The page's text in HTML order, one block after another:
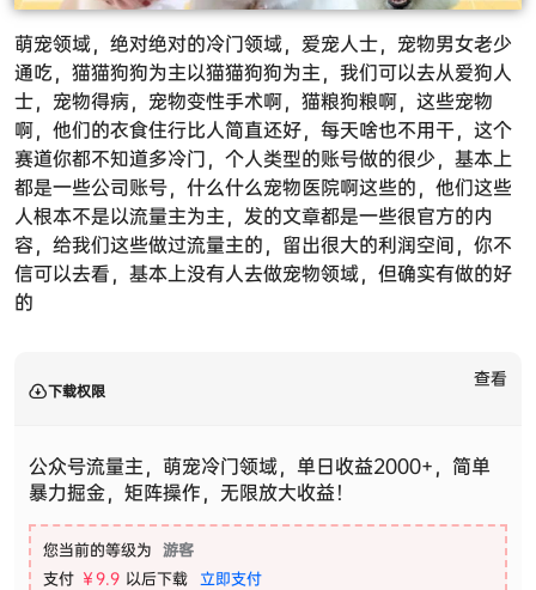
萌宠领域，绝对绝对的冷门领域，爱宠人士，宠物男女老少
通吃，猫猫狗狗为主以猫猫狗狗为主，我们可以去从爱狗人
士，宠物得病，宠物变性手术啊，猫粮狗粮啊，这些宠物
啊，他们的衣食住行比人简直还好，每天啥也不用干，这个
赛道你都不知道多冷门，个人类型的账号做的很少，基本上
都是一些公司账号，什么什么宠物医院啊这些的，他们这些
人根本不是以流量主为主，发的文章都是一些很官方的内
容，给我们这些做过流量主的，留出很大的利润空间，你不
信可以去看，基本上没有人去做宠物领域，但确实有做的好
的
下载权限
查看
公众号流量主，萌宠冷门领域，单日收益2000+，简单
暴力掘金，矩阵操作，无限放大收益！
您当前的等级为 游客
支付 ￥9.9 以后下载 立即支付